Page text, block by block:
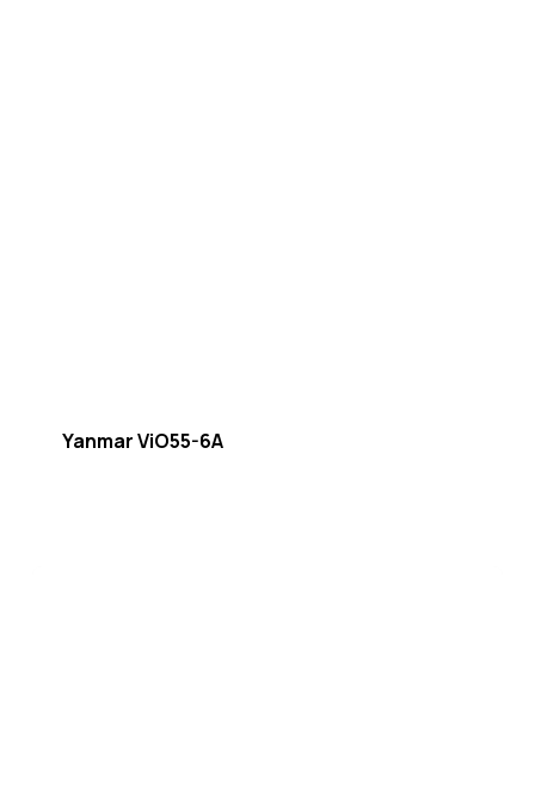
Yanmar ViO55-6A